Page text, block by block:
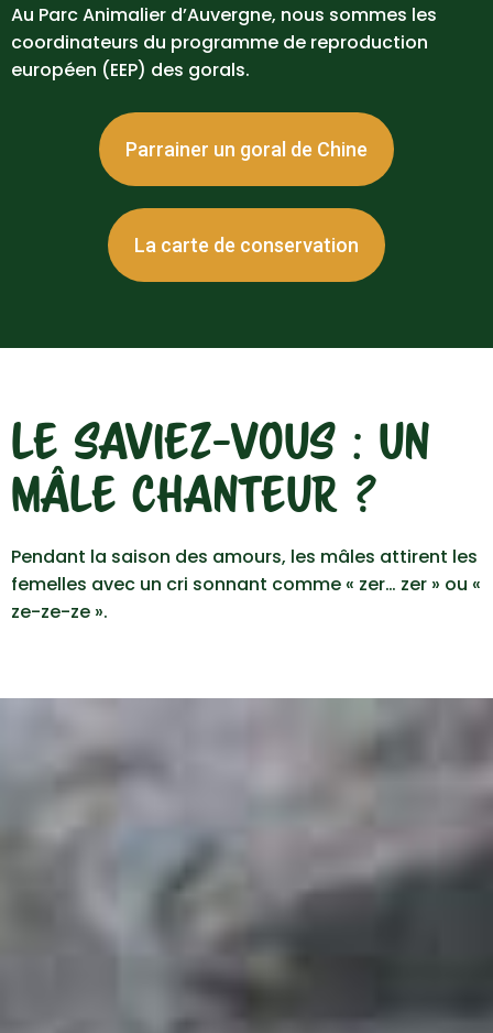
Au Parc Animalier d’Auvergne, nous sommes les
coordinateurs du programme de reproduction
européen (EEP) des gorals.
Parrainer un goral de Chine
La carte de conservation
LE SAVIEZ-VOUS : UN
MÂLE CHANTEUR ?
Pendant la saison des amours, les mâles attirent les
femelles avec un cri sonnant comme « zer… zer » ou «
ze-ze-ze ».